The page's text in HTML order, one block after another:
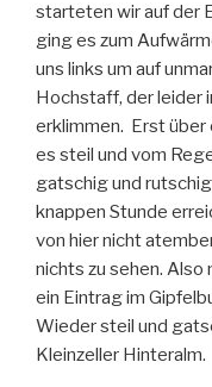
starteten wir auf der
ging es zum
uns links um auf
Hochstaff, der leider
erklimmen. Erst über
es steil und vom
gatschig und
knappen Stunde
von hier nicht
nichts zu sehen. Also
ein Eintrag im
Wieder steil und
Kleinzeller Hinteralm.